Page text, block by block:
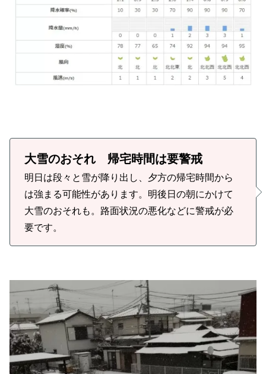
大雪のおそれ 帰宅時間は要警戒
明日は段々と雪が降り出し、夕方の帰宅時間から
は強まる可能性があります。明後日の朝にかけて
大雪のおそれも。路面状況の悪化などに警戒が必
要です。